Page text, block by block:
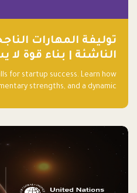
توليفة المهارات
الناشئة | بناء قوة لا
for startup success. Learn how
strengths, and a dynamic
startup! Follow us @FalakHub